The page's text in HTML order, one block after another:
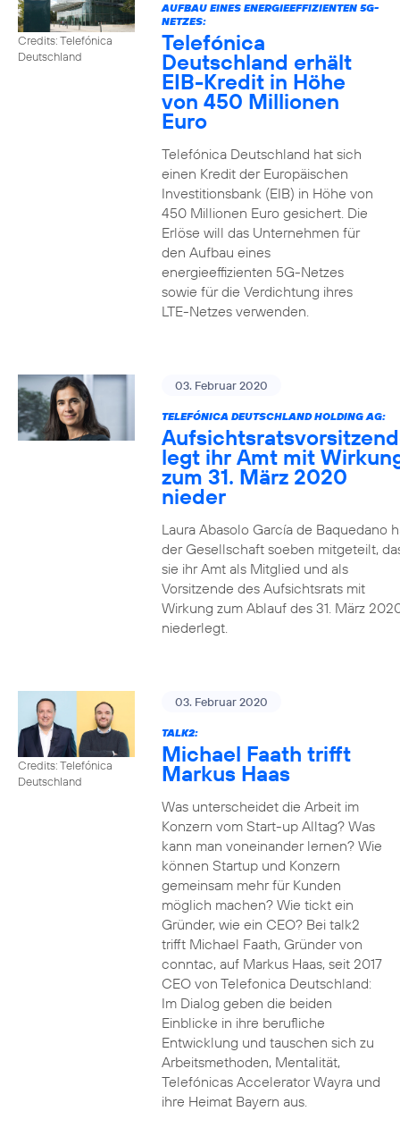
Credits: Telefónica
Deutschland
AUFBAU EINES ENERGIEEFFIZIENTEN 5G-
NETZES:
Telefónica
Deutschland erhält
EIB-Kredit in Höhe
von 450 Millionen
Euro
Telefónica Deutschland hat sich
einen Kredit der Europäischen
Investitionsbank (EIB) in Höhe von
450 Millionen Euro gesichert. Die
Erlöse will das Unternehmen für
den Aufbau eines
energieeffizienten 5G-Netzes
sowie für die Verdichtung ihres
LTE-Netzes verwenden.
03. Februar 2020
TELEFÓNICA DEUTSCHLAND HOLDING AG:
legt ihr Amt mit
zum 31. März 2020
nieder
Laura Abasolo García de Baquedano
der Gesellschaft soeben mitgeteilt,
sie ihr Amt als Mitglied und als
Vorsitzende des Aufsichtsrats mit
Wirkung zum Ablauf des 31. März
niederlegt.
Credits: Telefónica
Deutschland
03. Februar 2020
TALK2:
Michael Faath trifft
Markus Haas
Was unterscheidet die Arbeit im
Konzern vom Start-up Alltag? Was
kann man voneinander lernen? Wie
können Startup und Konzern
gemeinsam mehr für Kunden
möglich machen? Wie tickt ein
Gründer, wie ein CEO? Bei talk2
trifft Michael Faath, Gründer von
conntac, auf Markus Haas, seit 2017
CEO von Telefonica Deutschland:
Im Dialog geben die beiden
Einblicke in ihre berufliche
Entwicklung und tauschen sich zu
Arbeitsmethoden, Mentalität,
Telefónicas Accelerator Wayra und
ihre Heimat Bayern aus.